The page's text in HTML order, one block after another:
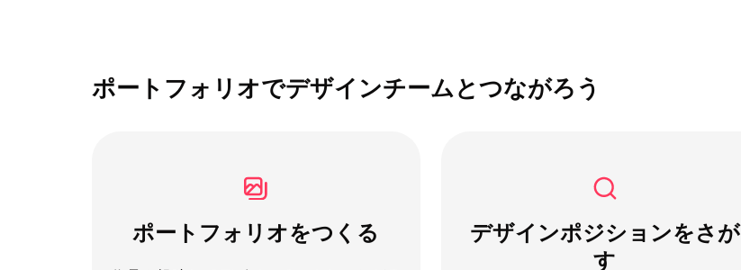
ポートフォリオでデザインチームとつながろう
ポートフォリオをつくる
デザインポジションをさが
す